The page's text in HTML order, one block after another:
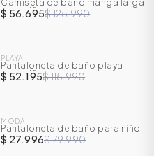
-55%
Camiseta de baño manga larga
para niño
$ 56.695$ 125.990
-55%
PLAYA
Pantaloneta de baño playa
para niño
$ 52.195$ 115.990
-65%
MODA
Pantaloneta de baño para niño
$ 27.996$ 79.990